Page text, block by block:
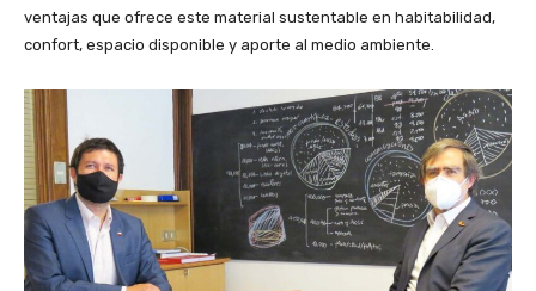
ventajas que ofrece este material sustentable en habitabilidad,
confort, espacio disponible y aporte al medio ambiente.